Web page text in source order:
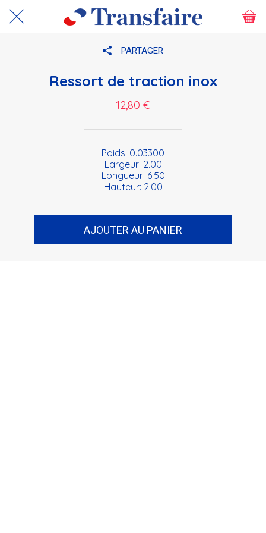
PARTAGER
Ressort de traction inox
12,80 €
Poids: 0.03300
Largeur: 2.00
Longueur: 6.50
Hauteur: 2.00
AJOUTER AU PANIER